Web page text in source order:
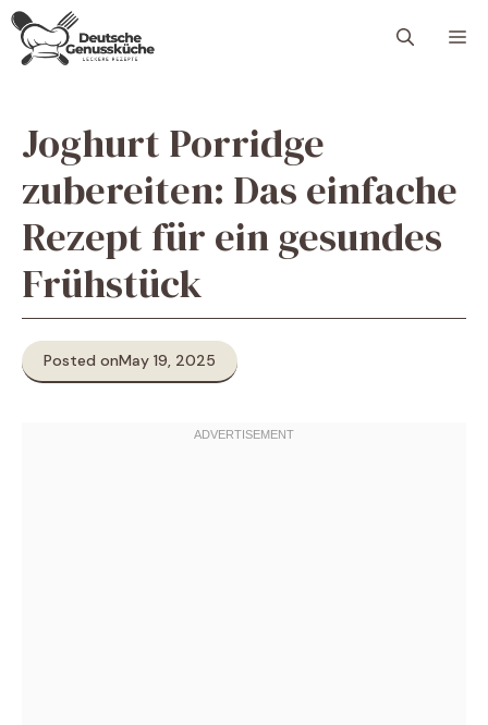
Skip
content
Joghurt Porridge
zubereiten: Das einfache
Rezept für ein gesundes
Frühstück
Posted onMay 19, 2025